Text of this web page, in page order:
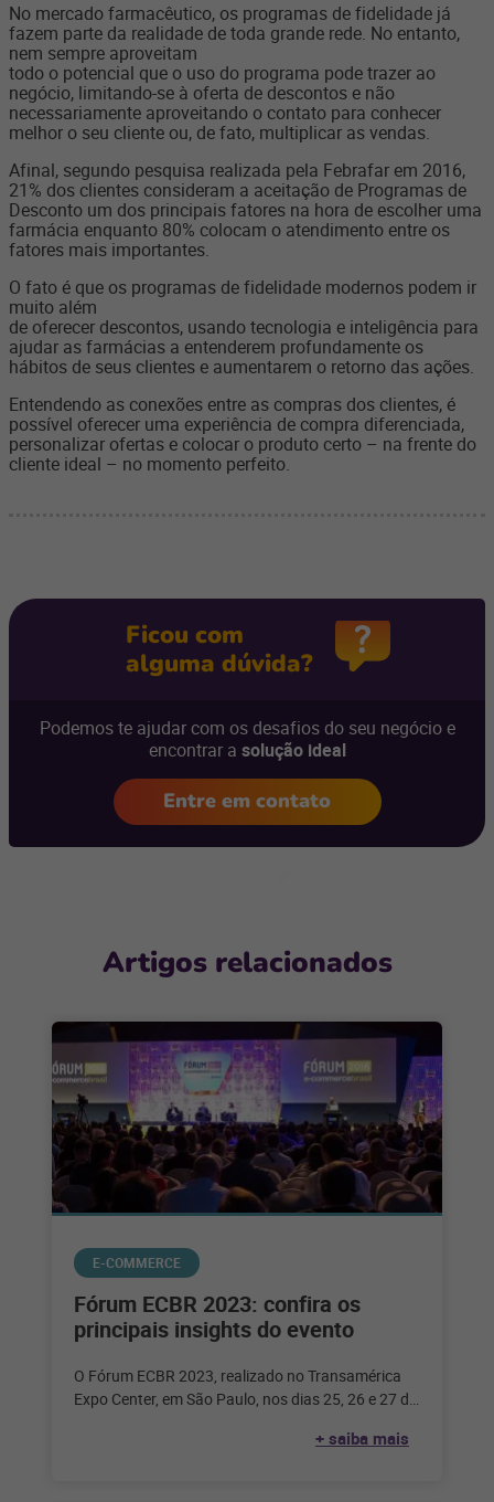
No mercado farmacêutico, os programas de fidelidade já
fazem parte da realidade de toda grande rede. No entanto,
nem sempre aproveitam
todo o potencial que o uso do programa pode trazer ao
negócio, limitando-se à oferta de descontos e não
necessariamente aproveitando o contato para conhecer
melhor o seu cliente ou, de fato, multiplicar as vendas.
Afinal, segundo pesquisa realizada pela Febrafar em 2016,
21% dos clientes consideram a aceitação de Programas de
Desconto um dos principais fatores na hora de escolher uma
farmácia enquanto 80% colocam o atendimento entre os
fatores mais importantes.
O fato é que os programas de fidelidade modernos podem ir
muito além
de oferecer descontos, usando tecnologia e inteligência para
ajudar as farmácias a entenderem profundamente os
hábitos de seus clientes e aumentarem o retorno das ações.
Entendendo as conexões entre as compras dos clientes, é
possível oferecer uma experiência de compra diferenciada,
personalizar ofertas e colocar o produto certo – na frente do
cliente ideal – no momento perfeito.
Ficou com
alguma dúvida?
Podemos te ajudar com os desafios do seu negócio e
encontrar a solução ideal
Entre em contato
Artigos relacionados
E-COMMERCE
Fórum ECBR 2023: confira os
principais insights do evento
O Fórum ECBR 2023, realizado no Transamérica
Expo Center, em São Paulo, nos dias 25, 26 e 27 de
+ saiba mais